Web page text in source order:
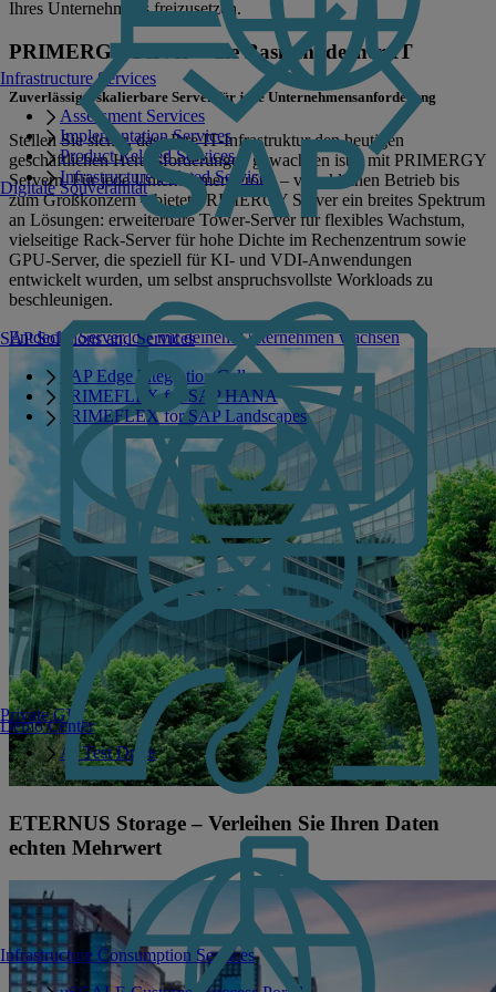
Infrastructure Services
Assessment Services
Implementation Services
Product Related Services
Infrastructure Related Services
Private GPT
AI Test Drive
SAP Solutions and Services
SAP Edge Integration Cell
PRIMEFLEX for SAP HANA
PRIMEFLEX for SAP Landscapes
Infrastructure Consumption Services
Digitale Souveränität
Demo Center
Ihres Unternehmens freizusetzen.
PRIMERGY Server – die Basis moderner IT
Zuverlässige, skalierbare Server für jede Unternehmensanforderung
Stellen Sie sicher, dass Ihre IT-Infrastruktur den heutigen
geschäftlichen Herausforderungen gewachsen ist – mit PRIMERGY
Servern. Für jede Unternehmensgröße – vom kleinen Betrieb bis
zum Großkonzern – bietet PRIMERGY Server ein breites Spektrum
an Lösungen: erweiterbare Tower-Server für flexibles Wachstum,
vielseitige Rack-Server für hohe Dichte im Rechenzentrum sowie
GPU-Server, die speziell für KI- und VDI-Anwendungen
entwickelt wurden, um selbst anspruchsvollste Workloads zu
beschleunigen.
Entdecke Server, die mit deinem Unternehmen wachsen
ETERNUS Storage – Verleihen Sie Ihren Daten
echten Mehrwert